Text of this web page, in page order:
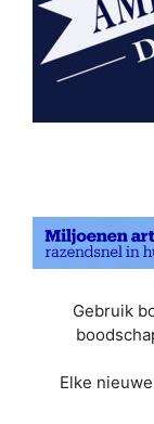
Gebruik
Elke